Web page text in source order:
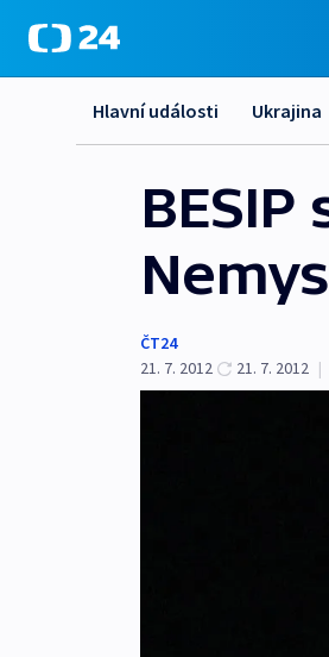
Hlavní události Ukrajina
ČT24
21. 7. 2012
21. 7. 2012 |